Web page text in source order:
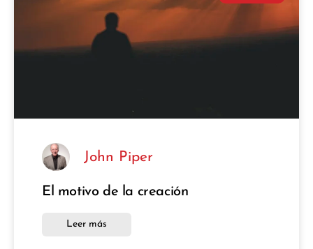
John Piper
El motivo de la creación
Leer más